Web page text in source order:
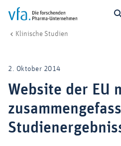
Forschung & Entwicklung
Gesundheit & Versorgung
Wirtschaft & Standort
Digitalisierung & KI
Verband & Mitglieder
Klinische Studien
2. Oktober 2014
Website der EU